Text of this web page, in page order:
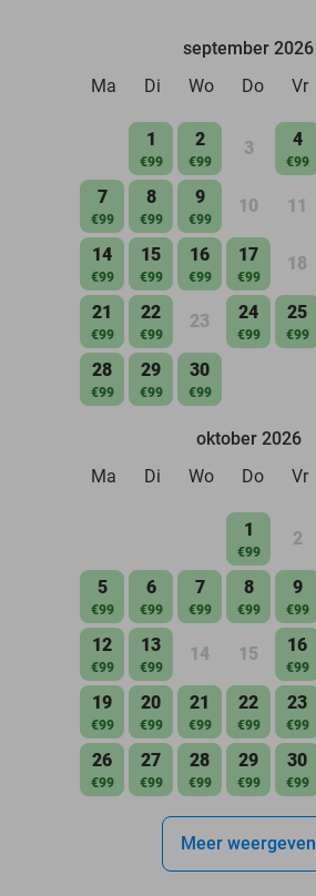
september 2026
Ma
Di Wo Do Vr
1
€99
2
€99
3 4
€99
7
€99
8
€99
9
€99
10 11
14
€99
15
€99
16
€99
17
€99
18
21
€99
22
€99
23 24
€99
25
€99
28
€99
29
€99
30
€99
oktober 2026
Ma
Di Wo Do Vr
1
€99
2
5
€99
6
€99
7
€99
8
€99
9
€99
12
€99
13
€99
14 15 16
€99
19
€99
20
€99
21
€99
22
€99
23
€99
26
€99
27
€99
28
€99
29
€99
30
€99
Meer weergeven